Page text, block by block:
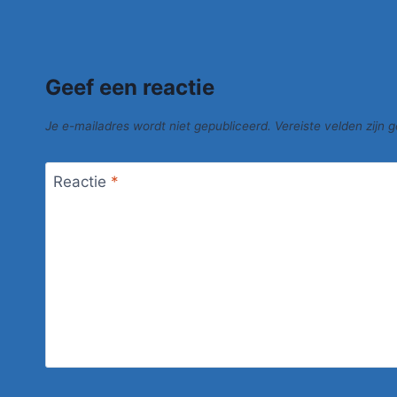
Geef een reactie
Je e-mailadres wordt niet gepubliceerd. Vereiste velden zijn
Reactie *